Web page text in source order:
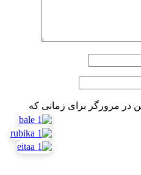
در مرورگر برای زمانی که